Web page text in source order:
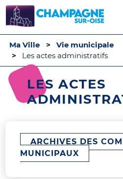
Ma Ville
Vie municipale
Les actes administratifs
LES ACTES
ARCHIVES DES
MUNICIPAUX